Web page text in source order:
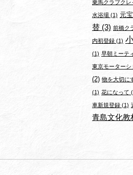
乗馬クラブクレ
水浴場(1) 元
替 (3) 前橋ク
内初登録(1)
(1) 早朝ミーテ
東京モーターシ
(2) 物を大切に
(1) 花になって
車新規登録(1)
青島文化教